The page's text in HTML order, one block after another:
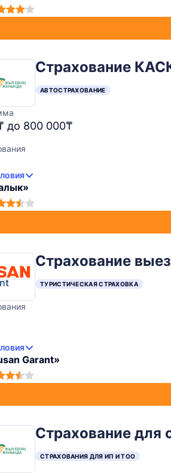
Страхование
АВТОСТРАХОВАНИЕ
до 800 000₸
Страхование
ТУРИСТИЧЕСКАЯ СТРАХОВКА
Garant»
Страхование для
СТРАХОВАНИЯ ДЛЯ ИП И ТОО